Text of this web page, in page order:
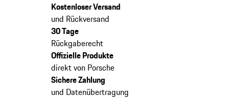
Kostenloser Versand
und Rückversand
30 Tage
Rückgaberecht
Offizielle Produkte
direkt von Porsche
Sichere Zahlung
und Datenübertragung